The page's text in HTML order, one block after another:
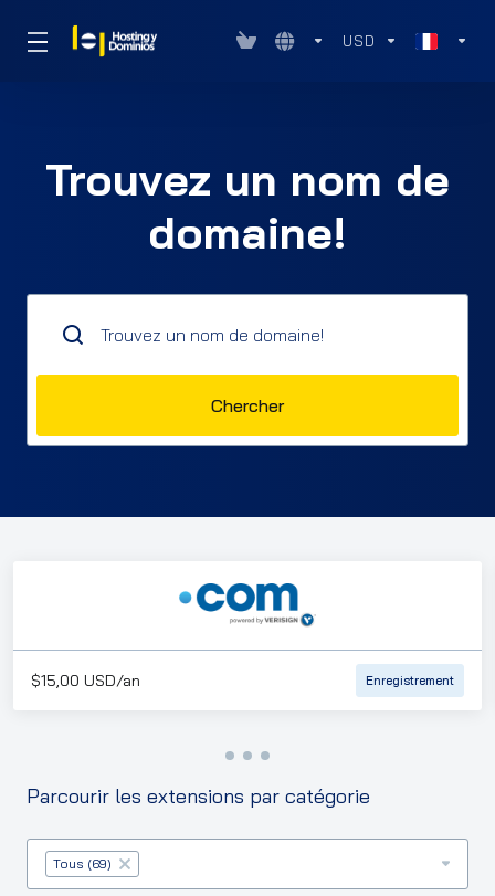
USD
Trouvez un nom de
domaine!
Chercher
$15,00 USD/an Enregistrement
Parcourir les extensions par catégorie
Table Filter
Tous (69) ×